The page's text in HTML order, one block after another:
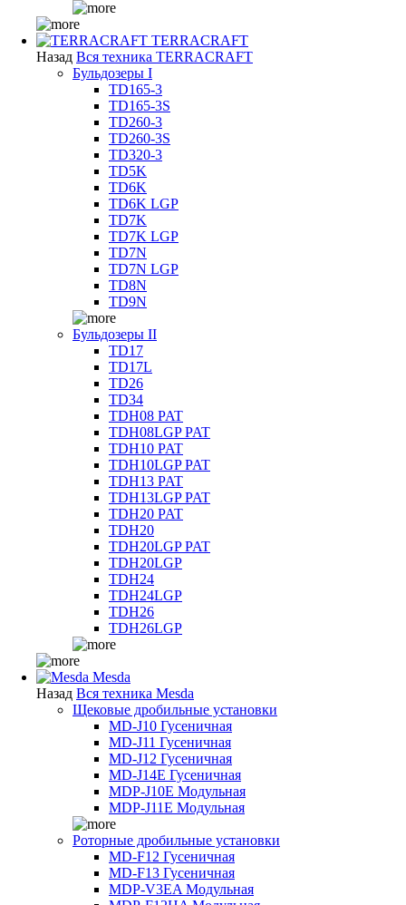
TERRACRAFT
Назад Вся техника TERRACRAFT
Бульдозеры I
TD165-3
TD165-3S
TD260-3
TD260-3S
TD320-3
TD5K
TD6K
TD6K LGP
TD7K
TD7K LGP
TD7N
TD7N LGP
TD8N
TD9N
Бульдозеры II
TD17
TD17L
TD26
TD34
TDH08 PAT
TDH08LGP PAT
TDH10 PAT
TDH10LGP PAT
TDH13 PAT
TDH13LGP PAT
TDH20 PAT
TDH20
TDH20LGP PAT
TDH20LGP
TDH24
TDH24LGP
TDH26
TDH26LGP
Mesda
Назад Вся техника Mesda
Щековые дробильные установки
MD-J10 Гусеничная
MD-J11 Гусеничная
MD-J12 Гусеничная
MD-J14E Гусеничная
MDP-J10E Модульная
MDP-J11E Модульная
Роторные дробильные установки
MD-F12 Гусеничная
MD-F13 Гусеничная
MDP-V3EA Модульная